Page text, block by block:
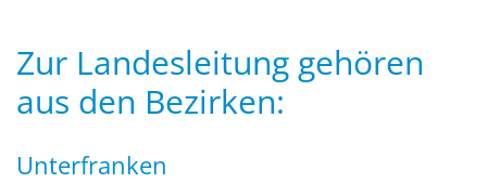
Zur Landesleitung gehören
aus den Bezirken:
Unterfranken